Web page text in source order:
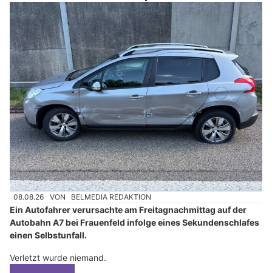
08.08.26 VON BELMEDIA REDAKTION
Ein Autofahrer verursachte am Freitagnachmittag auf der
Autobahn A7 bei Frauenfeld infolge eines Sekundenschlafes
einen Selbstunfall.
Verletzt wurde niemand.